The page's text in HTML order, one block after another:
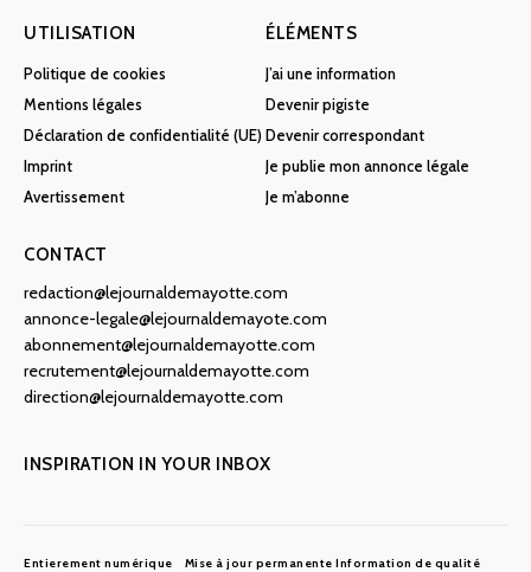
UTILISATION
Politique de cookies
Mentions légales
Déclaration de confidentialité (UE)
Imprint
Avertissement
ÉLÉMENTS
J’ai une information
Devenir pigiste
Devenir correspondant
Je publie mon annonce légale
Je m’abonne
CONTACT
redaction@lejournaldemayotte.com
annonce-legale@lejournaldemayote.com
abonnement@lejournaldemayotte.com
recrutement@lejournaldemayotte.com
direction@lejournaldemayotte.com
INSPIRATION IN YOUR INBOX
Entierement numérique Mise à jour permanente Information de qualité